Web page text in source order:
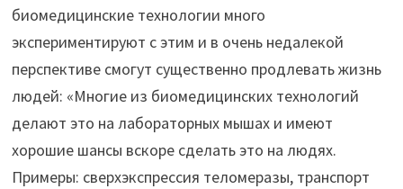
биомедицинские технологии много
экспериментируют с этим и в очень недалекой
перспективе смогут существенно продлевать жизнь
людей: «Многие из биомедицинских технологий
делают это на лабораторных мышах и имеют
хорошие шансы вскоре сделать это на людях.
Примеры: сверхэкспрессия теломеразы, транспорт